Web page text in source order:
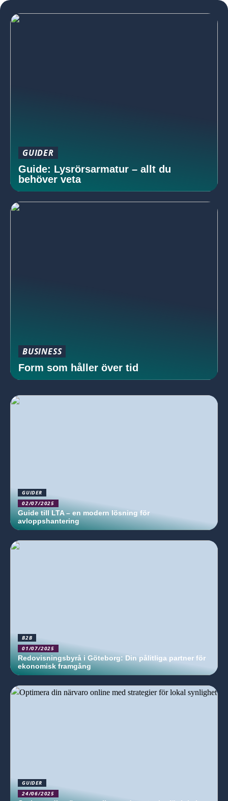
GUIDER
Guide: Lysrörsarmatur – allt du
behöver veta
BUSINESS
Form som håller över tid
GUIDER
02/07/2025
Guide till LTA – en modern lösning för
avloppshantering
B2B
01/07/2025
Redovisningsbyrå i Göteborg: Din pålitliga partner för
ekonomisk framgång
GUIDER
24/06/2025